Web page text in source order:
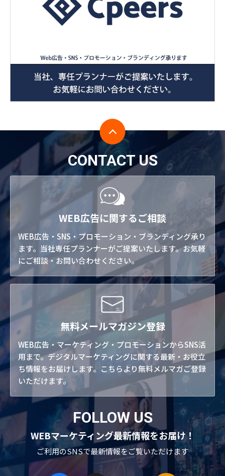
CONTACT US
WEB広告に関するご相談
WEB広告・SNS・プロモーション・ブランディング承り
ます。当社専任プランナーがご提案いたします。お気軽
にご相談・お問い合わせください。
無料メールマガジン登録
WEB広告・マーケティング・プロモーションからSNS活
用まで。デジタルマーケティングに関する最新・お役立
ち情報をお届けします。こちらより無料メルマガご登録
いただけます。
FOLLOW US
WEBマーケティング最新情報をお届け！
ご利用のSNSで最新情報をご覧いただけます